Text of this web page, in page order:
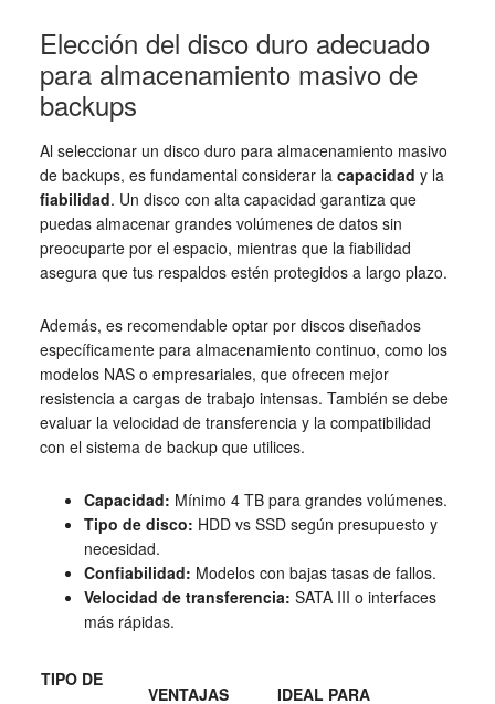
Elección del disco duro adecuado
para almacenamiento masivo de
backups
Al seleccionar un disco duro para almacenamiento masivo
de backups, es fundamental considerar la capacidad y la
fiabilidad. Un disco con alta capacidad garantiza que
puedas almacenar grandes volúmenes de datos sin
preocuparte por el espacio, mientras que la fiabilidad
asegura que tus respaldos estén protegidos a largo plazo.
Además, es recomendable optar por discos diseñados
específicamente para almacenamiento continuo, como los
modelos NAS o empresariales, que ofrecen mejor
resistencia a cargas de trabajo intensas. También se debe
evaluar la velocidad de transferencia y la compatibilidad
con el sistema de backup que utilices.
Capacidad: Mínimo 4 TB para grandes volúmenes.
Tipo de disco: HDD vs SSD según presupuesto y
necesidad.
Confiabilidad: Modelos con bajas tasas de fallos.
Velocidad de transferencia: SATA III o interfaces
más rápidas.
TIPO DE
VENTAJAS IDEAL PARA